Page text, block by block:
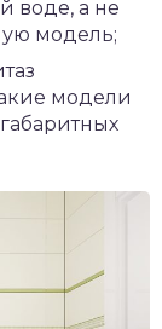
воде, а не
модель;
модели